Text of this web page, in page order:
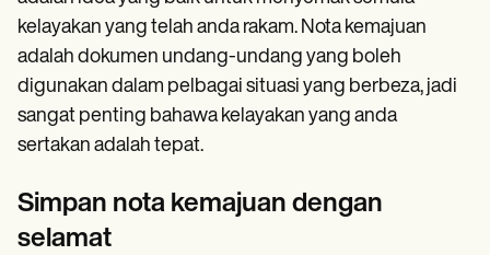
kelayakan yang telah anda rakam. Nota kemajuan
adalah dokumen undang-undang yang boleh
digunakan dalam pelbagai situasi yang berbeza, jadi
sangat penting bahawa kelayakan yang anda
sertakan adalah tepat.
Simpan nota kemajuan dengan
selamat